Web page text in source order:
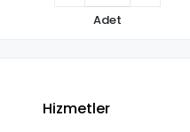
Adet
Hizmetler